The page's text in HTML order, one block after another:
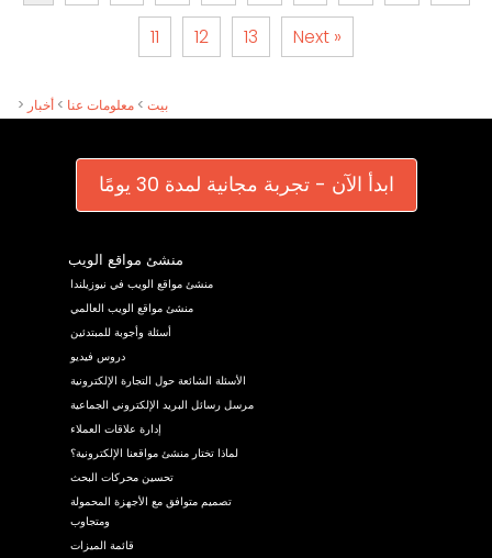
11 12 13 Next »
> بيت > معلومات عنا > أخبار
ابدأ الآن - تجربة مجانية لمدة 30 يومًا
منشئ مواقع الويب
منشئ مواقع الويب في نيوزيلندا
منشئ مواقع الويب العالمي
أسئلة وأجوبة للمبتدئين
دروس فيديو
الأسئلة الشائعة حول التجارة الإلكترونية
مرسل رسائل البريد الإلكتروني الجماعية
إدارة علاقات العملاء
لماذا تختار منشئ مواقعنا الإلكترونية؟
تحسين محركات البحث
تصميم متوافق مع الأجهزة المحمولة
ومتجاوب
قائمة الميزات